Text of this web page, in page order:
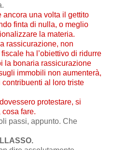
ancora una volta il gettito
finta di nulla, o meglio
la materia.
rassicurazione, non
ha l’obiettivo di ridurre
la bonaria rassicurazione
immobili non aumenterà,
al loro triste
protestare, si
fare.
passi, appunto. Che